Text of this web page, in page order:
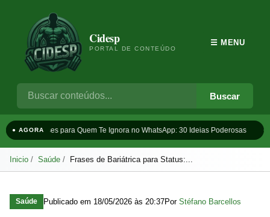
Cidesp
PORTAL DE CONTEÚDO
Buscar
☰ MENU
● AGORAFrases para Quem Te Ignora no WhatsApp: 30 Ideias Poderosas
Inicio Saúde Frases de Bariátrica para Status:...
Saúde Publicado em 18/05/2026 às 20:37Por Stéfano Barcellos